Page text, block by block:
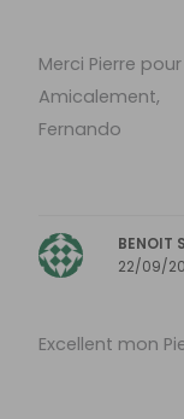
Merci Pierre
Amicalement,
Fernando
BENOIT
22/09/
Excellent mon